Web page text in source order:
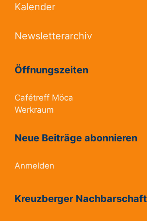
Kalender
Newsletterarchiv
Öffnungszeiten
Cafétreff Möca
Werkraum
Neue Beiträge abonnieren
Anmelden
Kreuzberger Nachbarschaft